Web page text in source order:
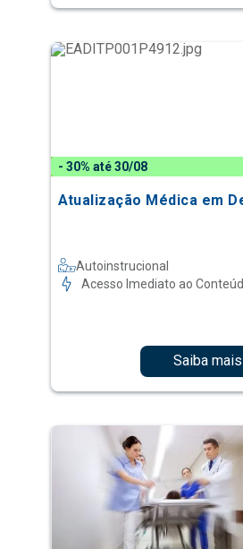
- 30% até 30/08
Atualização Médica em
Autoinstrucional
Acesso Imediato ao
Saiba mais